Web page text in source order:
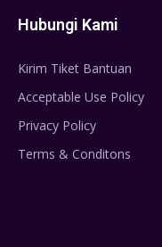
Hubungi Kami
Kirim Tiket Bantuan
Acceptable Use Policy
Privacy Policy
Terms & Conditons